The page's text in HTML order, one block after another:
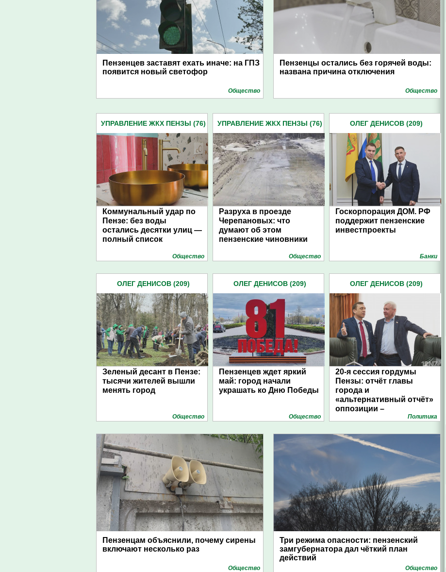
Пензенцев заставят ехать иначе: на ГПЗ
появится новый светофор
Общество
Пензенцы остались без горячей воды:
названа причина отключения
Общество
УПРАВЛЕНИЕ ЖКХ ПЕНЗЫ (76)
Коммунальный удар по
Пензе: без воды
остались десятки улиц —
полный список
Общество
УПРАВЛЕНИЕ ЖКХ ПЕНЗЫ (76)
Разруха в проезде
Черепановых: что
думают об этом
пензенские чиновники
Общество
ОЛЕГ ДЕНИСОВ (209)
Госкорпорация ДОМ. РФ
поддержит пензенские
инвестпроекты
Банки
ОЛЕГ ДЕНИСОВ (209)
Зеленый десант в Пензе:
тысячи жителей вышли
менять город
Общество
ОЛЕГ ДЕНИСОВ (209)
Пензенцев ждет яркий
май: город начали
украшать ко Дню Победы
Общество
ОЛЕГ ДЕНИСОВ (209)
20-я сессия гордумы
Пензы: отчёт главы
города и
«альтернативный отчёт»
оппозиции –
Политика
Пензенцам объяснили, почему сирены
включают несколько раз
Общество
Три режима опасности: пензенский
замгубернатора дал чёткий план
действий
Общество